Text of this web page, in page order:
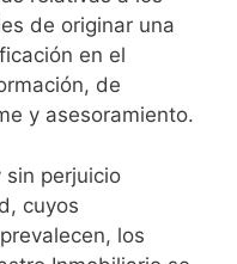
de originar una
en el
de
y asesoramiento.
sin perjuicio
cuyos
los